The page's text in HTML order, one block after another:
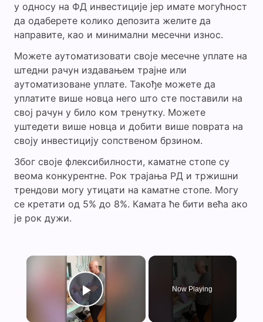
у односу на ФД инвестиције јер имате могућност
да одаберете колико депозита желите да
направите, као и минимални месечни износ.
Можете аутоматизовати своје месечне уплате на
штедни рачун издавањем трајне или
аутоматизоване уплате. Такође можете да
уплатите више новца него што сте поставили на
свој рачун у било ком тренутку. Можете
уштедети више новца и добити више поврата на
своју инвестицију сопственом брзином.
Због своје флексибилности, каматне стопе су
веома конкурентне. Рок трајања РД и тржишни
трендови могу утицати на каматне стопе. Могу
се кретати од 5% до 8%. Камата ће бити већа ако
је рок дужи.
×
Play Video
Now Playing